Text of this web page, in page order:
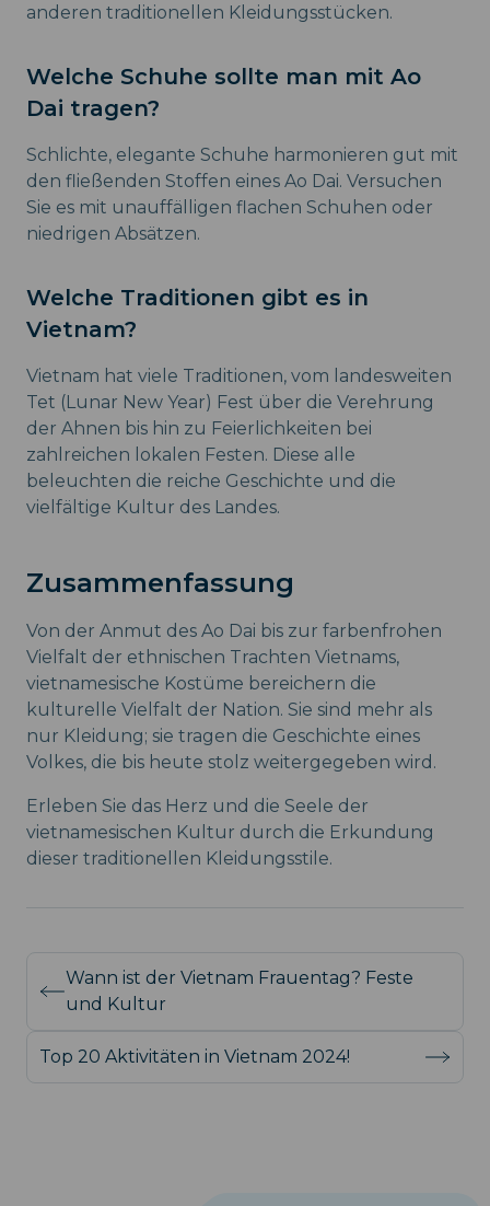
anderen traditionellen Kleidungsstücken.
Welche Schuhe sollte man mit Ao
Dai tragen?
Schlichte, elegante Schuhe harmonieren gut mit
den fließenden Stoffen eines Ao Dai. Versuchen
Sie es mit unauffälligen flachen Schuhen oder
niedrigen Absätzen.
Welche Traditionen gibt es in
Vietnam?
Vietnam hat viele Traditionen, vom landesweiten
Tet (Lunar New Year) Fest über die Verehrung
der Ahnen bis hin zu Feierlichkeiten bei
zahlreichen lokalen Festen. Diese alle
beleuchten die reiche Geschichte und die
vielfältige Kultur des Landes.
Zusammenfassung
Von der Anmut des Ao Dai bis zur farbenfrohen
Vielfalt der ethnischen Trachten Vietnams,
vietnamesische Kostüme bereichern die
kulturelle Vielfalt der Nation. Sie sind mehr als
nur Kleidung; sie tragen die Geschichte eines
Volkes, die bis heute stolz weitergegeben wird.
Erleben Sie das Herz und die Seele der
vietnamesischen Kultur durch die Erkundung
dieser traditionellen Kleidungsstile.
Wann ist der Vietnam Frauentag? Feste
und Kultur
Top 20 Aktivitäten in Vietnam 2024!